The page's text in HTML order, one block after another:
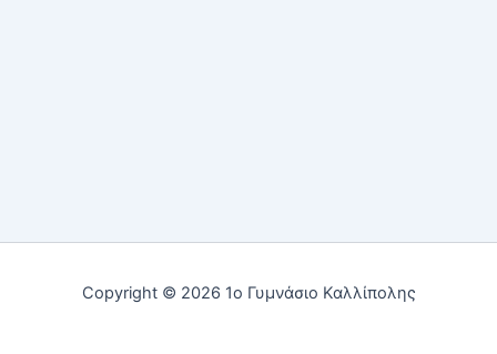
Copyright © 2026 1ο Γυμνάσιο Καλλίπολης